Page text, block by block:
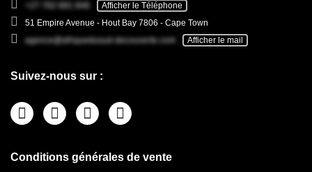
+27 782 681 846
Afficher le Téléphone
51 Empire Avenue - Hout Bay 7806 - Cape Town
agence@afriquedusud-decouverte.com
Afficher le mail
Suivez-nous sur :
Conditions générales de vente